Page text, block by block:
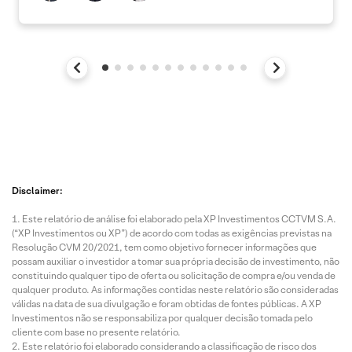
Disclaimer:
Este relatório de análise foi elaborado pela XP Investimentos CCTVM S.A.
(“XP Investimentos ou XP”) de acordo com todas as exigências previstas na
Resolução CVM 20/2021, tem como objetivo fornecer informações que
possam auxiliar o investidor a tomar sua própria decisão de investimento, não
constituindo qualquer tipo de oferta ou solicitação de compra e/ou venda de
qualquer produto. As informações contidas neste relatório são consideradas
válidas na data de sua divulgação e foram obtidas de fontes públicas. A XP
Investimentos não se responsabiliza por qualquer decisão tomada pelo
cliente com base no presente relatório.
Este relatório foi elaborado considerando a classificação de risco dos